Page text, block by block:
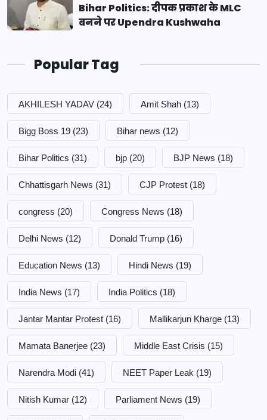
Bihar Politics: दीपक प्रकाश के MLC
बनने पर Upendra Kushwaha
Popular Tag
AKHILESH YADAV (24) Amit Shah (13)
Bigg Boss 19 (23) Bihar news (12)
Bihar Politics (31) bjp (20) BJP News (18)
Chhattisgarh News (31) CJP Protest (18)
congress (20) Congress News (18)
Delhi News (12) Donald Trump (16)
Education News (13) Hindi News (19)
India News (17) India Politics (18)
Jantar Mantar Protest (16) Mallikarjun Kharge (13)
Mamata Banerjee (23) Middle East Crisis (15)
Narendra Modi (41) NEET Paper Leak (19)
Nitish Kumar (12) Parliament News (19)